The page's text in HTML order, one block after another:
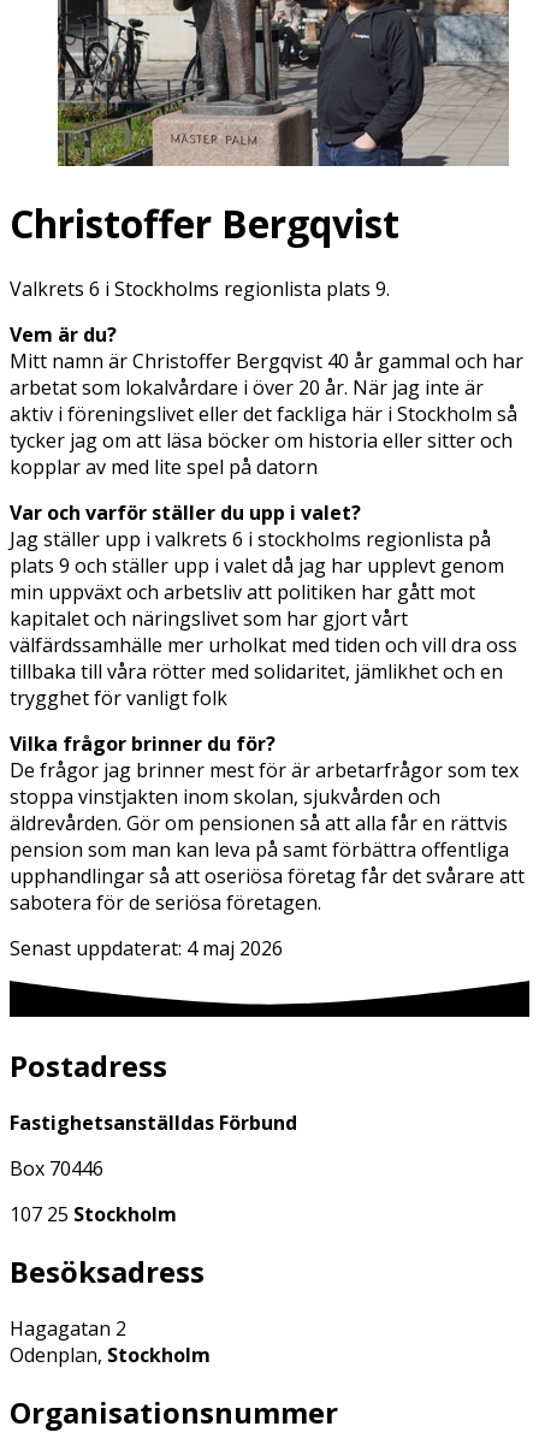
Christoffer Bergqvist
Valkrets 6 i Stockholms regionlista plats 9.
Vem är du?
Mitt namn är Christoffer Bergqvist 40 år gammal och har
arbetat som lokalvårdare i över 20 år. När jag inte är
aktiv i föreningslivet eller det fackliga här i Stockholm så
tycker jag om att läsa böcker om historia eller sitter och
kopplar av med lite spel på datorn
Var och varför ställer du upp i valet?
Jag ställer upp i valkrets 6 i stockholms regionlista på
plats 9 och ställer upp i valet då jag har upplevt genom
min uppväxt och arbetsliv att politiken har gått mot
kapitalet och näringslivet som har gjort vårt
välfärdssamhälle mer urholkat med tiden och vill dra oss
tillbaka till våra rötter med solidaritet, jämlikhet och en
trygghet för vanligt folk
Vilka frågor brinner du för?
De frågor jag brinner mest för är arbetarfrågor som tex
stoppa vinstjakten inom skolan, sjukvården och
äldrevården. Gör om pensionen så att alla får en rättvis
pension som man kan leva på samt förbättra offentliga
upphandlingar så att oseriösa företag får det svårare att
sabotera för de seriösa företagen.
Senast uppdaterat: 4 maj 2026
Postadress
Fastighetsanställdas Förbund
Box 70446
107 25 Stockholm
Besöksadress
Hagagatan 2
Odenplan, Stockholm
Organisationsnummer